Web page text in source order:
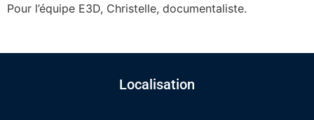
Pour l’équipe E3D, Christelle, documentaliste.
Localisation